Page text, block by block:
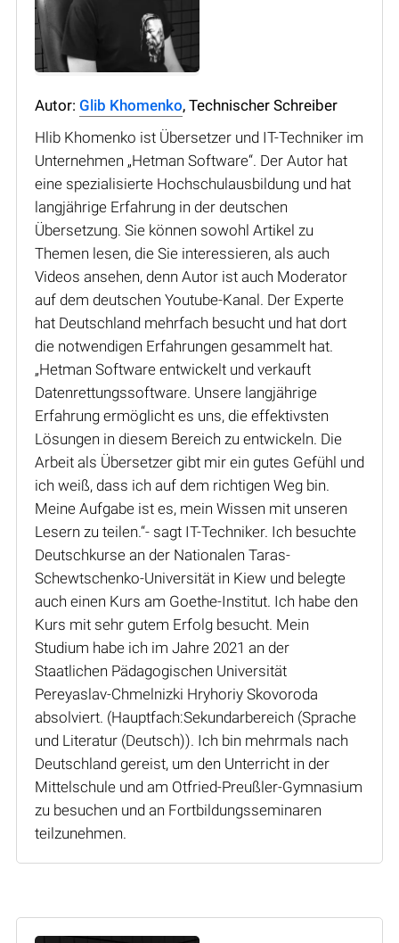
Autor: Glib Khomenko, Technischer Schreiber
Hlib Khomenko ist Übersetzer und IT-Techniker im
Unternehmen „Hetman Software“. Der Autor hat
eine spezialisierte Hochschulausbildung und hat
langjährige Erfahrung in der deutschen
Übersetzung. Sie können sowohl Artikel zu
Themen lesen, die Sie interessieren, als auch
Videos ansehen, denn Autor ist auch Moderator
auf dem deutschen Youtube-Kanal. Der Experte
hat Deutschland mehrfach besucht und hat dort
die notwendigen Erfahrungen gesammelt hat.
„Hetman Software entwickelt und verkauft
Datenrettungssoftware. Unsere langjährige
Erfahrung ermöglicht es uns, die effektivsten
Lösungen in diesem Bereich zu entwickeln. Die
Arbeit als Übersetzer gibt mir ein gutes Gefühl und
ich weiß, dass ich auf dem richtigen Weg bin.
Meine Aufgabe ist es, mein Wissen mit unseren
Lesern zu teilen.“- sagt IT-Techniker. Ich besuchte
Deutschkurse an der Nationalen Taras-
Schewtschenko-Universität in Kiew und belegte
auch einen Kurs am Goethe-Institut. Ich habe den
Kurs mit sehr gutem Erfolg besucht. Mein
Studium habe ich im Jahre 2021 an der
Staatlichen Pädagogischen Universität
Pereyaslav-Chmelnizki Hryhoriy Skovoroda
absolviert. (Hauptfach:Sekundarbereich (Sprache
und Literatur (Deutsch)). Ich bin mehrmals nach
Deutschland gereist, um den Unterricht in der
Mittelschule und am Otfried-Preußler-Gymnasium
zu besuchen und an Fortbildungsseminaren
teilzunehmen.